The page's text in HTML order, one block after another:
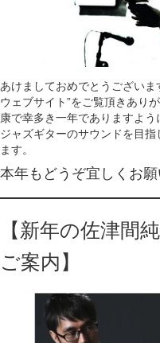
あけましておめでとうございま
ウェブサイト”をご覧頂きあり
康で幸多き一年でありますよ
ジャズギターのサウンドを目
ます。
本年もどうぞ宜しくお願
【新年の佐津間
ご案内】